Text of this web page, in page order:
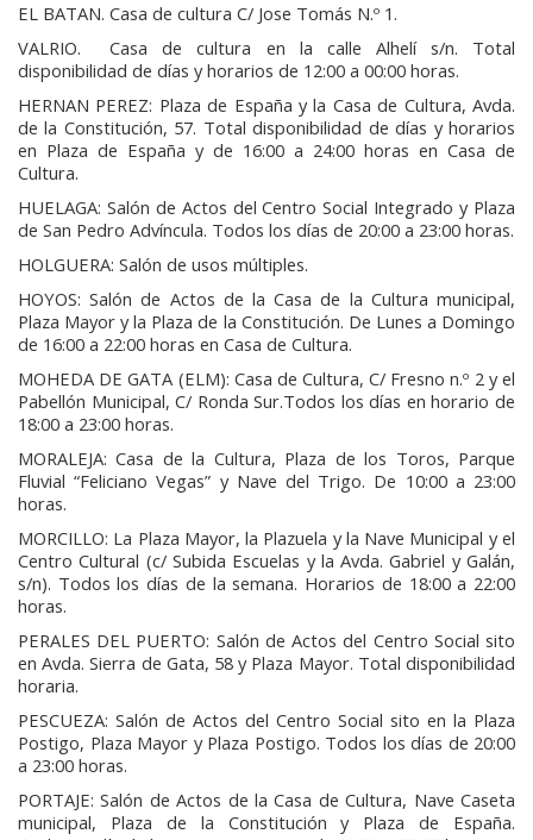
EL BATAN. Casa de cultura C/ Jose Tomás N.º 1.
VALRIO. Casa de cultura en la calle Alhelí s/n. Total
disponibilidad de días y horarios de 12:00 a 00:00 horas.
HERNAN PEREZ: Plaza de España y la Casa de Cultura, Avda.
de la Constitución, 57. Total disponibilidad de días y horarios
en Plaza de España y de 16:00 a 24:00 horas en Casa de
Cultura.
HUELAGA: Salón de Actos del Centro Social Integrado y Plaza
de San Pedro Advíncula. Todos los días de 20:00 a 23:00 horas.
HOLGUERA: Salón de usos múltiples.
HOYOS: Salón de Actos de la Casa de la Cultura municipal,
Plaza Mayor y la Plaza de la Constitución. De Lunes a Domingo
de 16:00 a 22:00 horas en Casa de Cultura.
MOHEDA DE GATA (ELM): Casa de Cultura, C/ Fresno n.º 2 y el
Pabellón Municipal, C/ Ronda Sur.Todos los días en horario de
18:00 a 23:00 horas.
MORALEJA: Casa de la Cultura, Plaza de los Toros, Parque
Fluvial “Feliciano Vegas” y Nave del Trigo. De 10:00 a 23:00
horas.
MORCILLO: La Plaza Mayor, la Plazuela y la Nave Municipal y el
Centro Cultural (c/ Subida Escuelas y la Avda. Gabriel y Galán,
s/n). Todos los días de la semana. Horarios de 18:00 a 22:00
horas.
PERALES DEL PUERTO: Salón de Actos del Centro Social sito
en Avda. Sierra de Gata, 58 y Plaza Mayor. Total disponibilidad
horaria.
PESCUEZA: Salón de Actos del Centro Social sito en la Plaza
Postigo, Plaza Mayor y Plaza Postigo. Todos los días de 20:00
a 23:00 horas.
PORTAJE: Salón de Actos de la Casa de Cultura, Nave Caseta
municipal, Plaza de la Constitución y Plaza de España.